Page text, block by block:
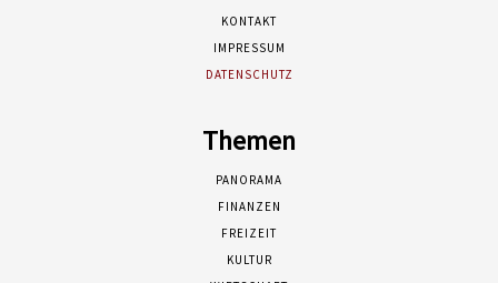
KONTAKT
IMPRESSUM
DATENSCHUTZ
Themen
PANORAMA
FINANZEN
FREIZEIT
KULTUR